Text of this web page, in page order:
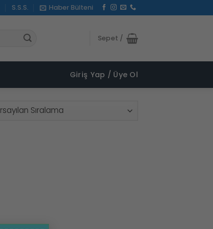
S.S.S. Haber Bülteni
Sepet /
Giriş Yap / Üye Ol